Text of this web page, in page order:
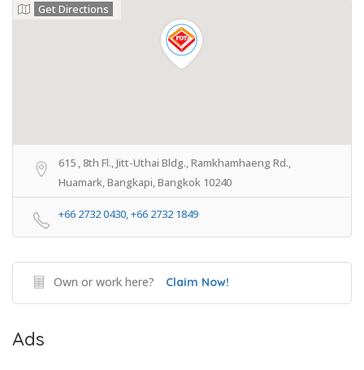
Get Directions
615 , 8th Fl., Jitt-Uthai Bldg., Ramkhamhaeng Rd.,
Huamark, Bangkapi, Bangkok 10240
+66 2732 0430, +66 2732 1849
Own or work here? Claim Now!
Ads